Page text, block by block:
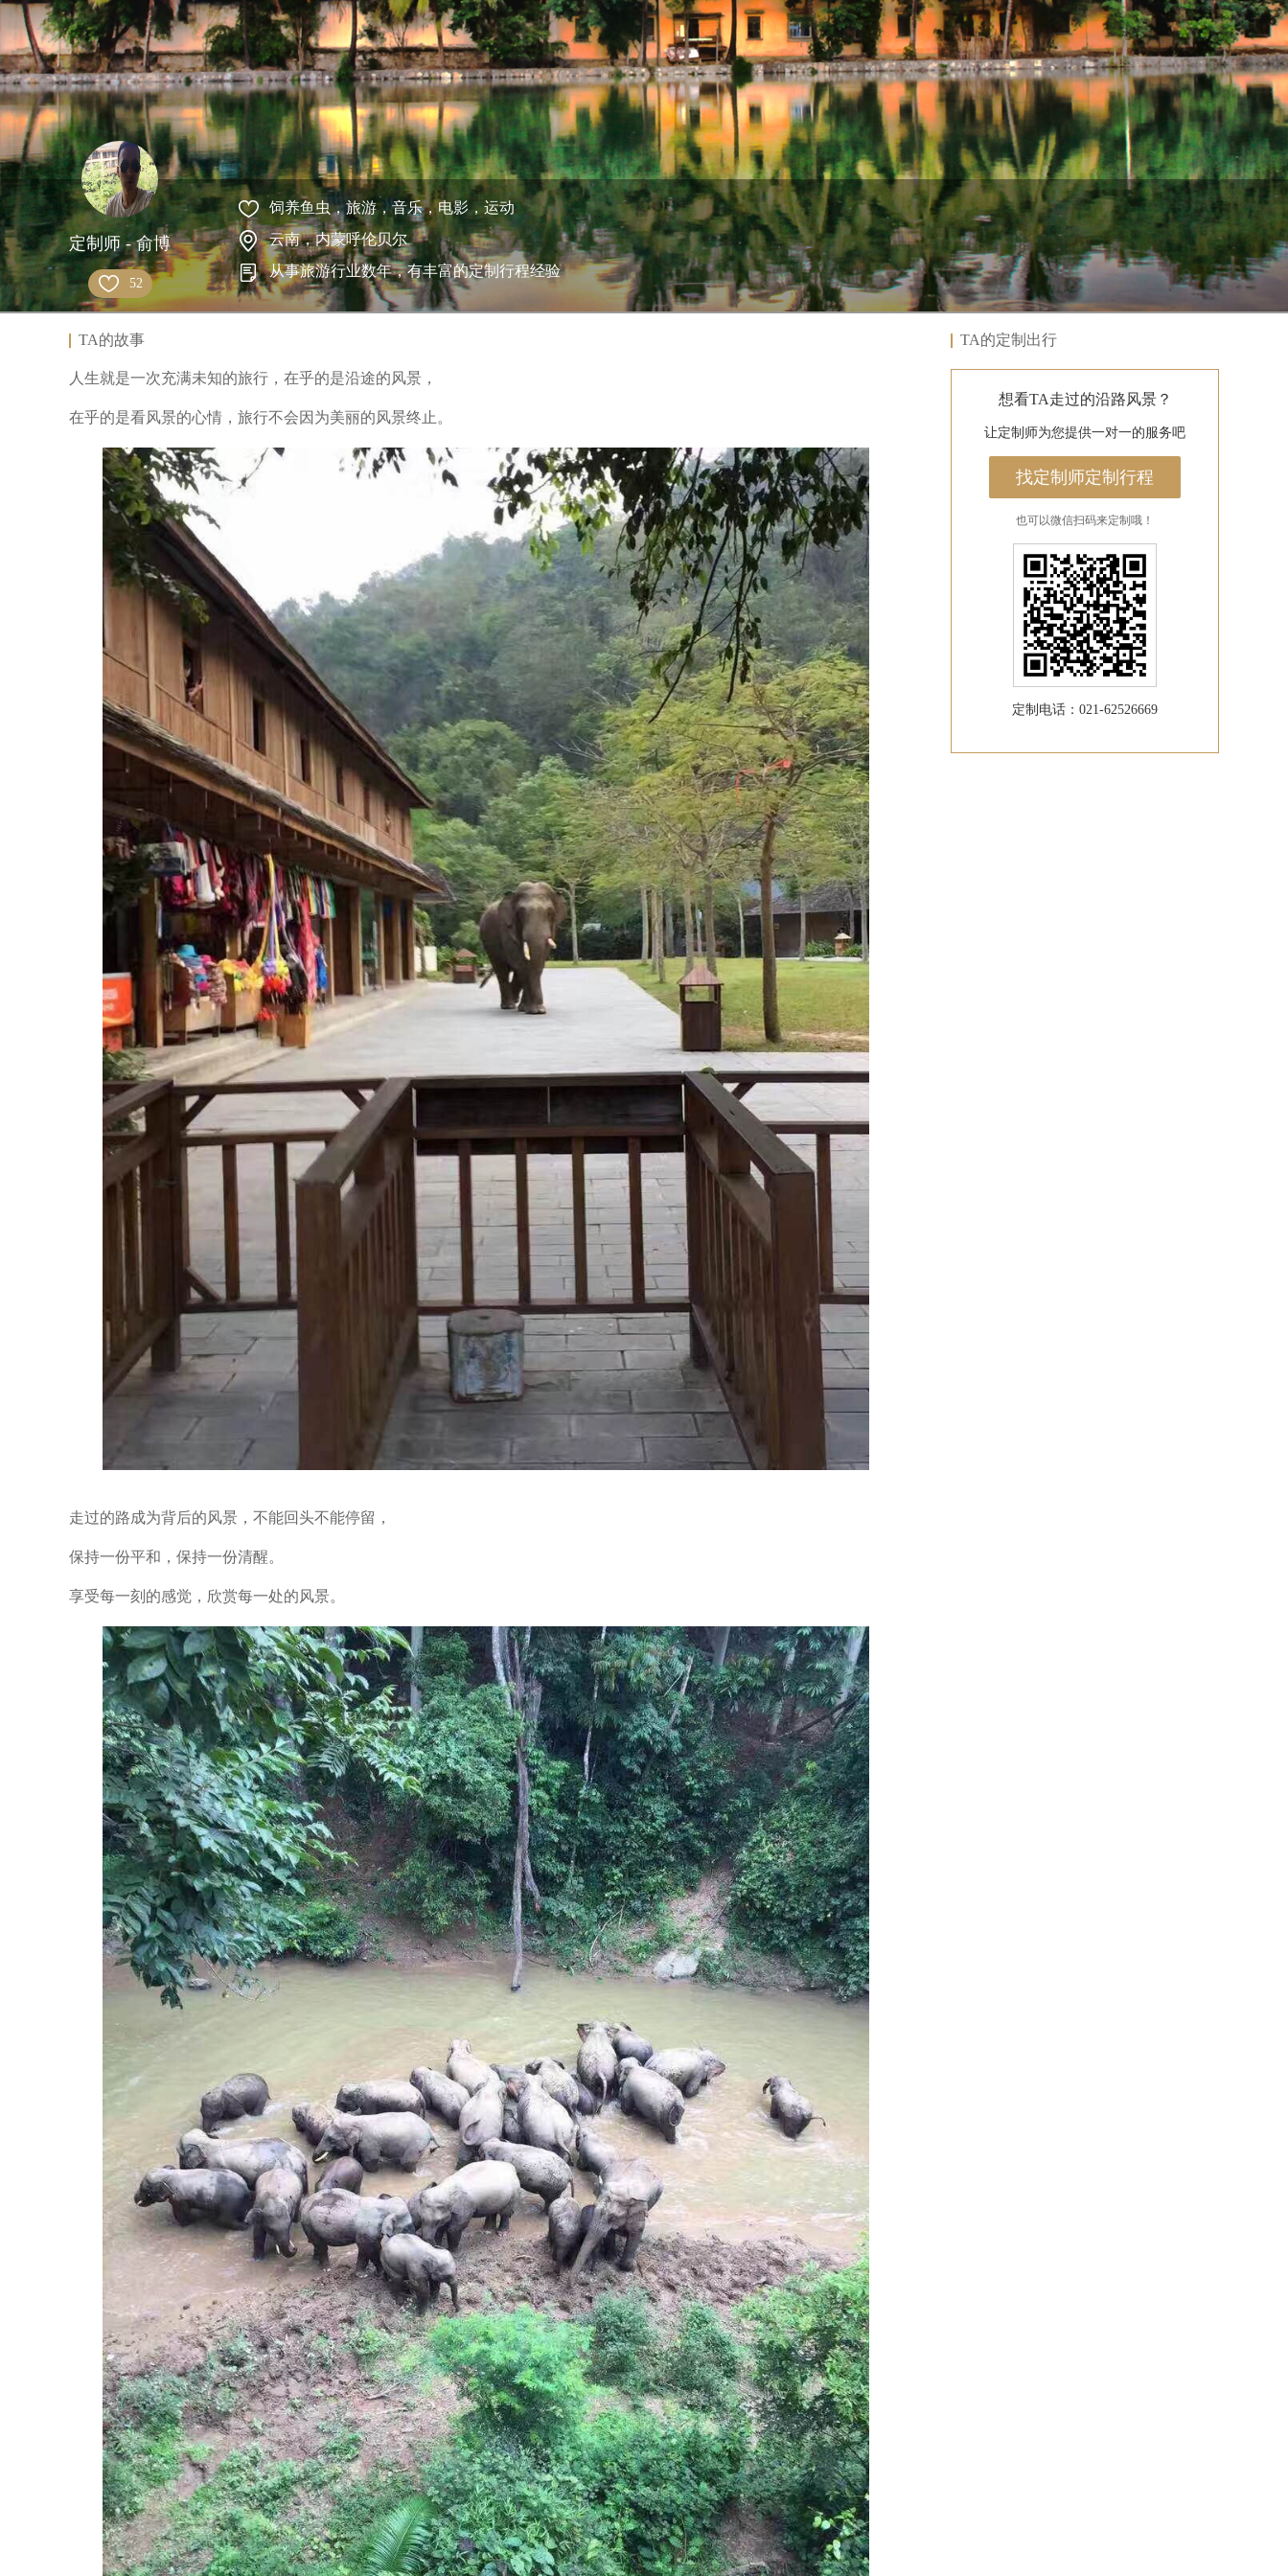
定制师 - 俞博
52
饲养鱼虫，旅游，音乐，电影，运动
云南，内蒙呼伦贝尔
从事旅游行业数年，有丰富的定制行程经验
TA的故事
人生就是一次充满未知的旅行，在乎的是沿途的风景，
在乎的是看风景的心情，旅行不会因为美丽的风景终止。
走过的路成为背后的风景，不能回头不能停留，
保持一份平和，保持一份清醒。
享受每一刻的感觉，欣赏每一处的风景。
TA的定制出行
想看TA走过的沿路风景？
让定制师为您提供一对一的服务吧
找定制师定制行程
也可以微信扫码来定制哦！
定制电话：021-62526669